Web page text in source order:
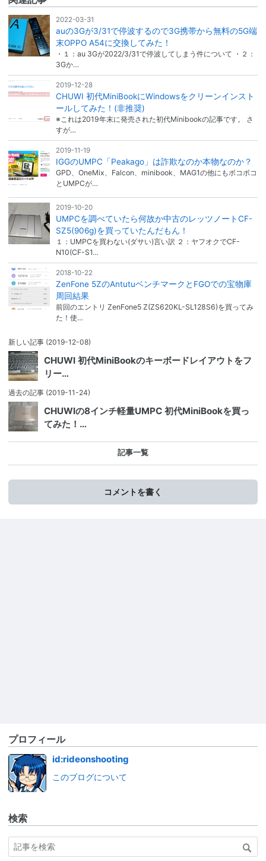
2022-03-31
auの3Gが3/31で停波するので3G携帯から無料の5G端
末OPPO A54に交換してみた！
・１：au 3Gが2022/3/31で停波してしまう件について ・２：
3Gか…
2019-12-28
CHUWI 初代MiniBookにWindowsをクリーンインスト
ールしてみた！(非推奨)
※これは2019年末に発売された初代Minibookの記事です。 さ
すが…
2019-11-19
IGGのUMPC「Peakago」は詐欺なのか本物なのか？
GPD、OneMix、Falcon、minibook、MAG1の他にもボコボコ
とUMPCが…
2019-10-20
UMPCを調べていたら何故か中古のレッツノートCF-
SZ5(906g)を買っていたんだもん！
１：UMPCを買わない(ダサい)言い訳 ２：ヤフオクでCF-
N10(CF-S1…
2018-10-22
ZenFone 5ZのAntutuベンチマークとFGOでの宝物庫
周回結果
前回のエントリ ZenFone5 Z(ZS620KL-SL128S6)を買ってみ
た！使…
新しい記事 (2019-12-08)
CHUWI 初代MiniBookのキーボードレイアウトをフ
リー…
過去の記事 (2019-11-24)
CHUWIの8インチ軽量UMPC 初代MiniBookを買っ
てみた！…
記事一覧
コメントを書く
プロフィール
id:rideonshooting
このブログについて
検索